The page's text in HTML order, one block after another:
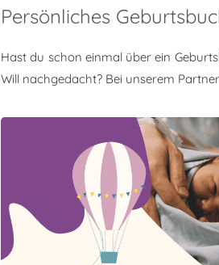
Persönliches
Hast du schon einmal über ein
Will nachgedacht? Bei unserem Partner